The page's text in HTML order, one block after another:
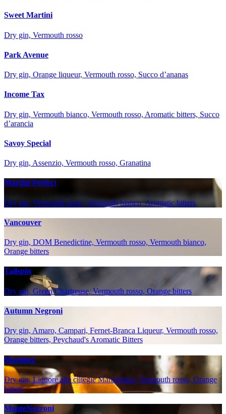
Sweet Martini
Dry gin, Vermouth rosso
Park Avenue
Dry gin, Orange liqueur, Vermouth rosso, Succo d’ananas
Income Tax
Dry gin, Vermouth bianco, Vermouth rosso, Aromatic bitters, Succo
d’arancia
Savoy Special
Dry gin, Assenzio, Vermouth rosso, Granatina
Martini Perfect
Dry gin, Vermouth rosso, Vermouth bianco, Aromatic bitters
Vancouver
Dry gin, DOM Benedictine, Vermouth rosso, Vermouth bianco,
Orange bitters
Tailspin
Dry gin, Green Chartreuse, Vermouth rosso, Orange bitters
Autumn Negroni
Dry gin, Amaro, Campari, Fernet-Branca Liqueur, Vermouth rosso,
Orange bitters, Peychaud's Aromatic Bitters
Martinez
Dry gin, Liquore alle ciliegie Maraschino, Vermouth rosso, Orange
bitters
MonteNegroni